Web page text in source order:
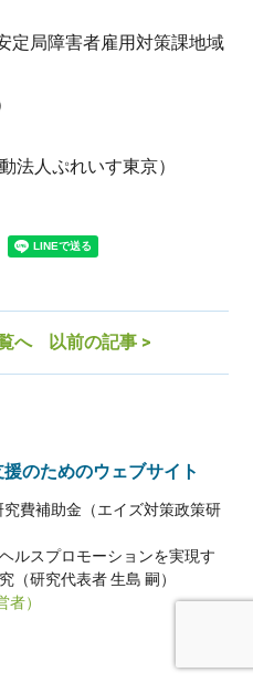
定局障害者雇用対策課地域
法人ぷれいす東京）
へ 以前の記事 >
のためのウェブサイト
費補助金（エイズ対策政策研
ルスプロモーションを実現す
（研究代表者 生島 嗣）
）